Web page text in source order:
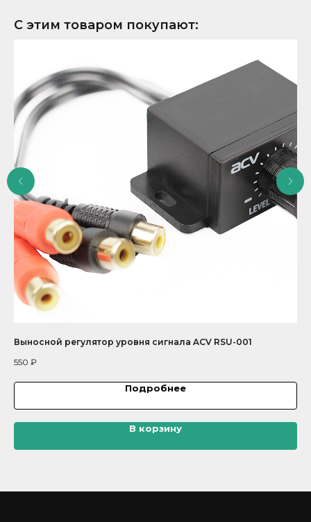
С этим товаром покупают:
Выносной регулятор уровня сигнала ACV RSU-001
550 ₽
Подробнее
В корзину